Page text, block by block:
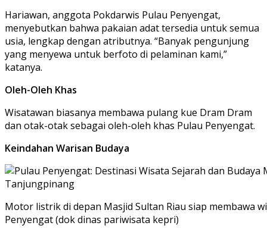
Hariawan, anggota Pokdarwis Pulau Penyengat,
menyebutkan bahwa pakaian adat tersedia untuk semua
usia, lengkap dengan atributnya. “Banyak pengunjung
yang menyewa untuk berfoto di pelaminan kami,”
katanya.
Oleh-Oleh Khas
Wisatawan biasanya membawa pulang kue Dram Dram
dan otak-otak sebagai oleh-oleh khas Pulau Penyengat.
Keindahan Warisan Budaya
Motor listrik di depan Masjid Sultan Riau siap membawa
Penyengat (dok dinas pariwisata kepri)